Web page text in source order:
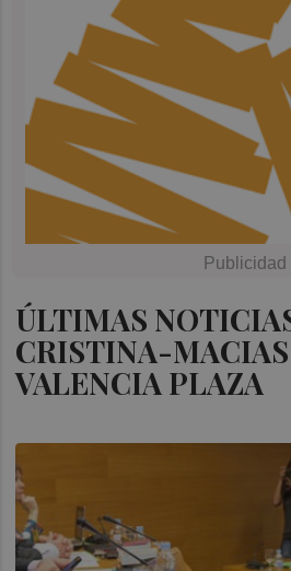
ÚLTIMAS
CRISTINA-
VALENCIA PLAZA